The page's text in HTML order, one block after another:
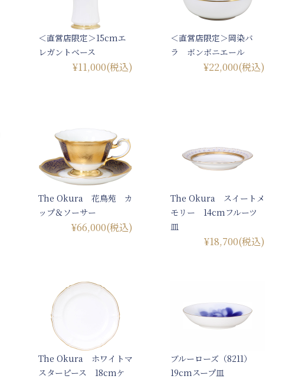
＜直営店限定＞15cmエ
レガントベース
¥11,000(税込)
＜直営店限定＞岡染バ
ラ ボンボニエール
¥22,000(税込)
The Okura 花鳥苑 カ
ップ＆ソーサー
¥66,000(税込)
The Okura スイートメ
モリー 14cmフルーツ
皿
¥18,700(税込)
The Okura ホワイトマ
スターピース 18cmケ
ブルーローズ（8211）
19cmスープ皿